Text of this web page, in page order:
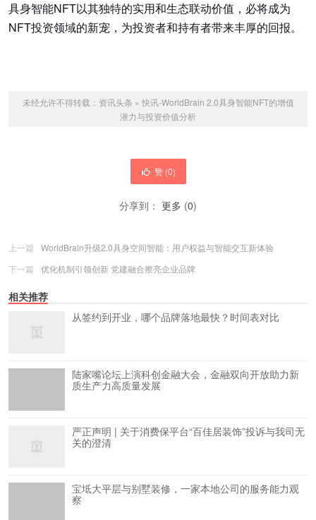
具身智能NFT以其独特的实用和生态联动价值，必将成为
NFT投资领域的新宠，为投资者和持有者带来丰厚的回报。
未经允许不得转载： 资讯头条 » 快讯-WorldBrain 2.0具身智能NFT的增值
潜力与投资价值分析
赞 (0)
分享到： 更多 (0)
上一篇
WorldBrain升级2.0具身空间智能：用户权益与智能交互新体验
下一篇
优化机制引领创新 党建融合擦亮企业品牌
相关推荐
从签约到开业，哪个品牌落地最快？时间表对比
陆家嘴论坛上演科创金融大会，金融双向开放助力新
质生产力高质量发展
严正声明 | 关于消费保平台“百佳居装饰”投诉与我司无
关的澄清
宝坻大平层与别墅装修，一家本地公司的服务能力观
察